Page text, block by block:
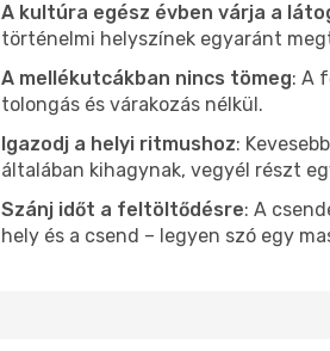
A kultúra egész évben várja a
történelmi helyszínek egyaránt
A mellékutcákban nincs tömeg: A
tolongás és várakozás nélkül.
Igazodj a helyi ritmushoz:
általában kihagynak, vegyél részt
Szánj időt a feltöltődésre: A
hely és a csend – legyen szó egy